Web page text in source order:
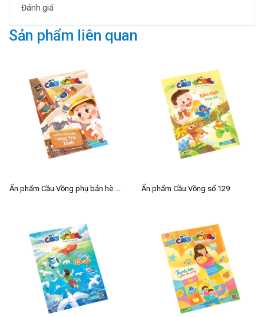
Đánh giá
Sản phẩm liên quan
Ấn phẩm Cầu Vồng phụ bản hè 2026 Ấn phẩm Cầu Vồng số 129